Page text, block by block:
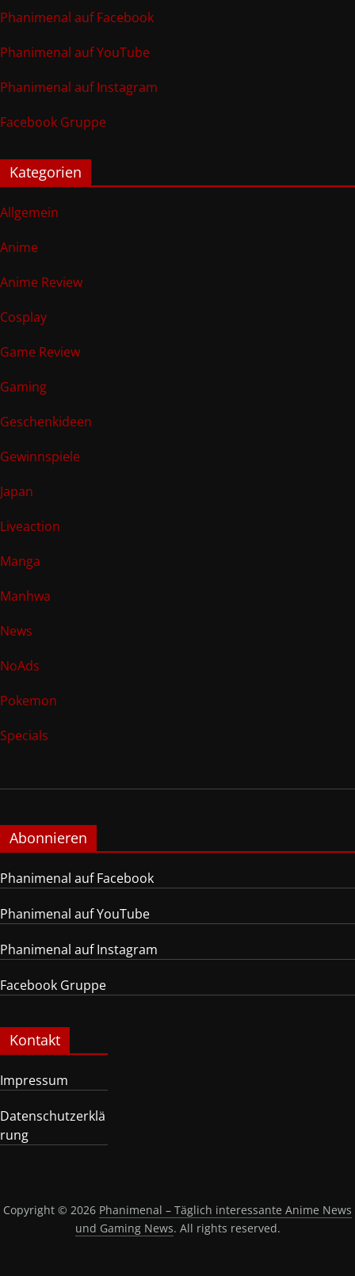
Phanimenal auf Facebook
Phanimenal auf YouTube
Phanimenal auf Instagram
Facebook Gruppe
Kategorien
Allgemein
Anime
Anime Review
Cosplay
Game Review
Gaming
Geschenkideen
Gewinnspiele
Japan
Liveaction
Manga
Manhwa
News
NoAds
Pokemon
Specials
Abonnieren
Phanimenal auf Facebook
Phanimenal auf YouTube
Phanimenal auf Instagram
Facebook Gruppe
Kontakt
Impressum
Datenschutzerklä
rung
Copyright © 2026 Phanimenal – Täglich interessante Anime News
und Gaming News. All rights reserved.